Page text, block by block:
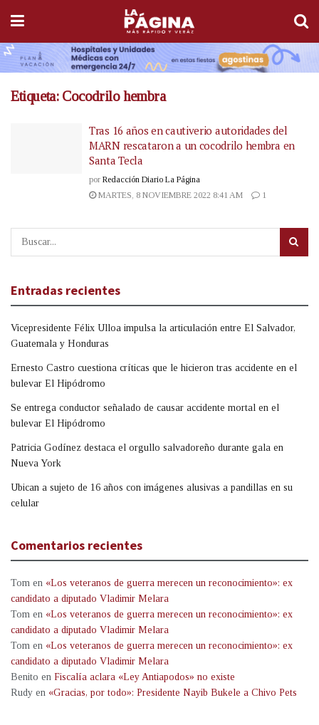
Etiqueta: Cocodrilo hembra
Tras 16 años en cautiverio autoridades del
MARN rescataron a un cocodrilo hembra en
Santa Tecla
por Redacción Diario La Página
MARTES, 8 NOVIEMBRE 2022 8:41 AM
1
Entradas recientes
Vicepresidente Félix Ulloa impulsa la articulación entre El Salvador,
Guatemala y Honduras
Ernesto Castro cuestiona críticas que le hicieron tras accidente en el
bulevar El Hipódromo
Se entrega conductor señalado de causar accidente mortal en el
bulevar El Hipódromo
Patricia Godínez destaca el orgullo salvadoreño durante gala en
Nueva York
Ubican a sujeto de 16 años con imágenes alusivas a pandillas en su
celular
Comentarios recientes
Tom en «Los veteranos de guerra merecen un reconocimiento»: ex
candidato a diputado Vladimir Melara
Tom en «Los veteranos de guerra merecen un reconocimiento»: ex
candidato a diputado Vladimir Melara
Tom en «Los veteranos de guerra merecen un reconocimiento»: ex
candidato a diputado Vladimir Melara
Benito en Fiscalía aclara «Ley Antiapodos» no existe
Rudy en «Gracias, por todo»: Presidente Nayib Bukele a Chivo Pets